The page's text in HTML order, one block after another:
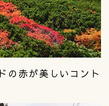
の赤が美しいコント